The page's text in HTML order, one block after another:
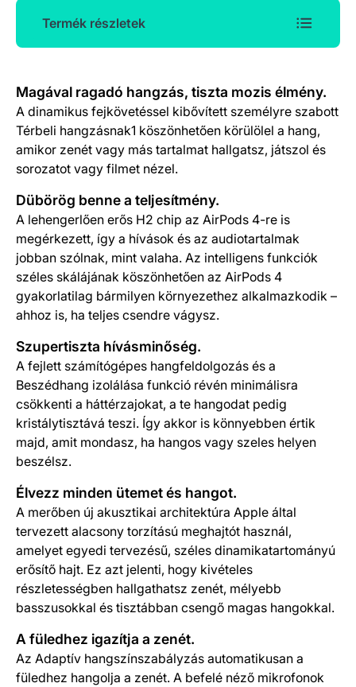
Termék részletek
Termék részletek
Magával ragadó hangzás, tiszta mozis élmény.
A dinamikus fejkövetéssel kibővített személyre szabott
Térbeli hangzásnak1 köszönhetően körülölel a hang,
amikor zenét vagy más tartalmat hallgatsz, játszol és
sorozatot vagy filmet nézel.
Dübörög benne a teljesítmény.
A lehengerlően erős H2 chip az AirPods 4-re is
megérkezett, így a hívások és az audiotartalmak
jobban szólnak, mint valaha. Az intelligens funkciók
széles skálájának köszönhetően az AirPods 4
gyakorlatilag bármilyen környezethez alkalmazkodik –
ahhoz is, ha teljes csendre vágysz.
Szupertiszta hívásminőség.
A fejlett számítógépes hangfeldolgozás és a
Beszédhang izolálása funkció révén minimálisra
csökkenti a háttérzajokat, a te hangodat pedig
kristálytisztává teszi. Így akkor is könnyebben értik
majd, amit mondasz, ha hangos vagy szeles helyen
beszélsz.
Élvezz minden ütemet és hangot.
A merőben új akusztikai architektúra Apple által
tervezett alacsony torzítású meghajtót használ,
amelyet egyedi tervezésű, széles dinamika­tartományú
erősítő hajt. Ez azt jelenti, hogy kivételes
részletességben hallgathatsz zenét, mélyebb
basszusokkal és tisztábban csengő magas hangokkal.
A füledhez igazítja a zenét.
Az Adaptív hangszínszabályzás automatikusan a
füledhez hangolja a zenét. A befelé néző mikrofonok